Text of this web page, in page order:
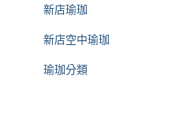
新店瑜珈
新店空中瑜珈
瑜珈分類